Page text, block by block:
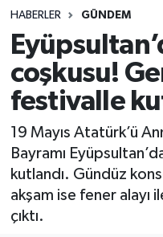
HABERLER GÜNDEM
coşkusu!
festivalle
19 Mayıs Atatürk’ü
Bayramı
kutlandı. Gündüz
akşam ise fener alayı
çıktı.
DÜNYA
EĞİTİM
EKONOMİ
GÖKTÜRK
GÜNDEM
Tüm Manşetler
Son Dakika
Haber Arşivi